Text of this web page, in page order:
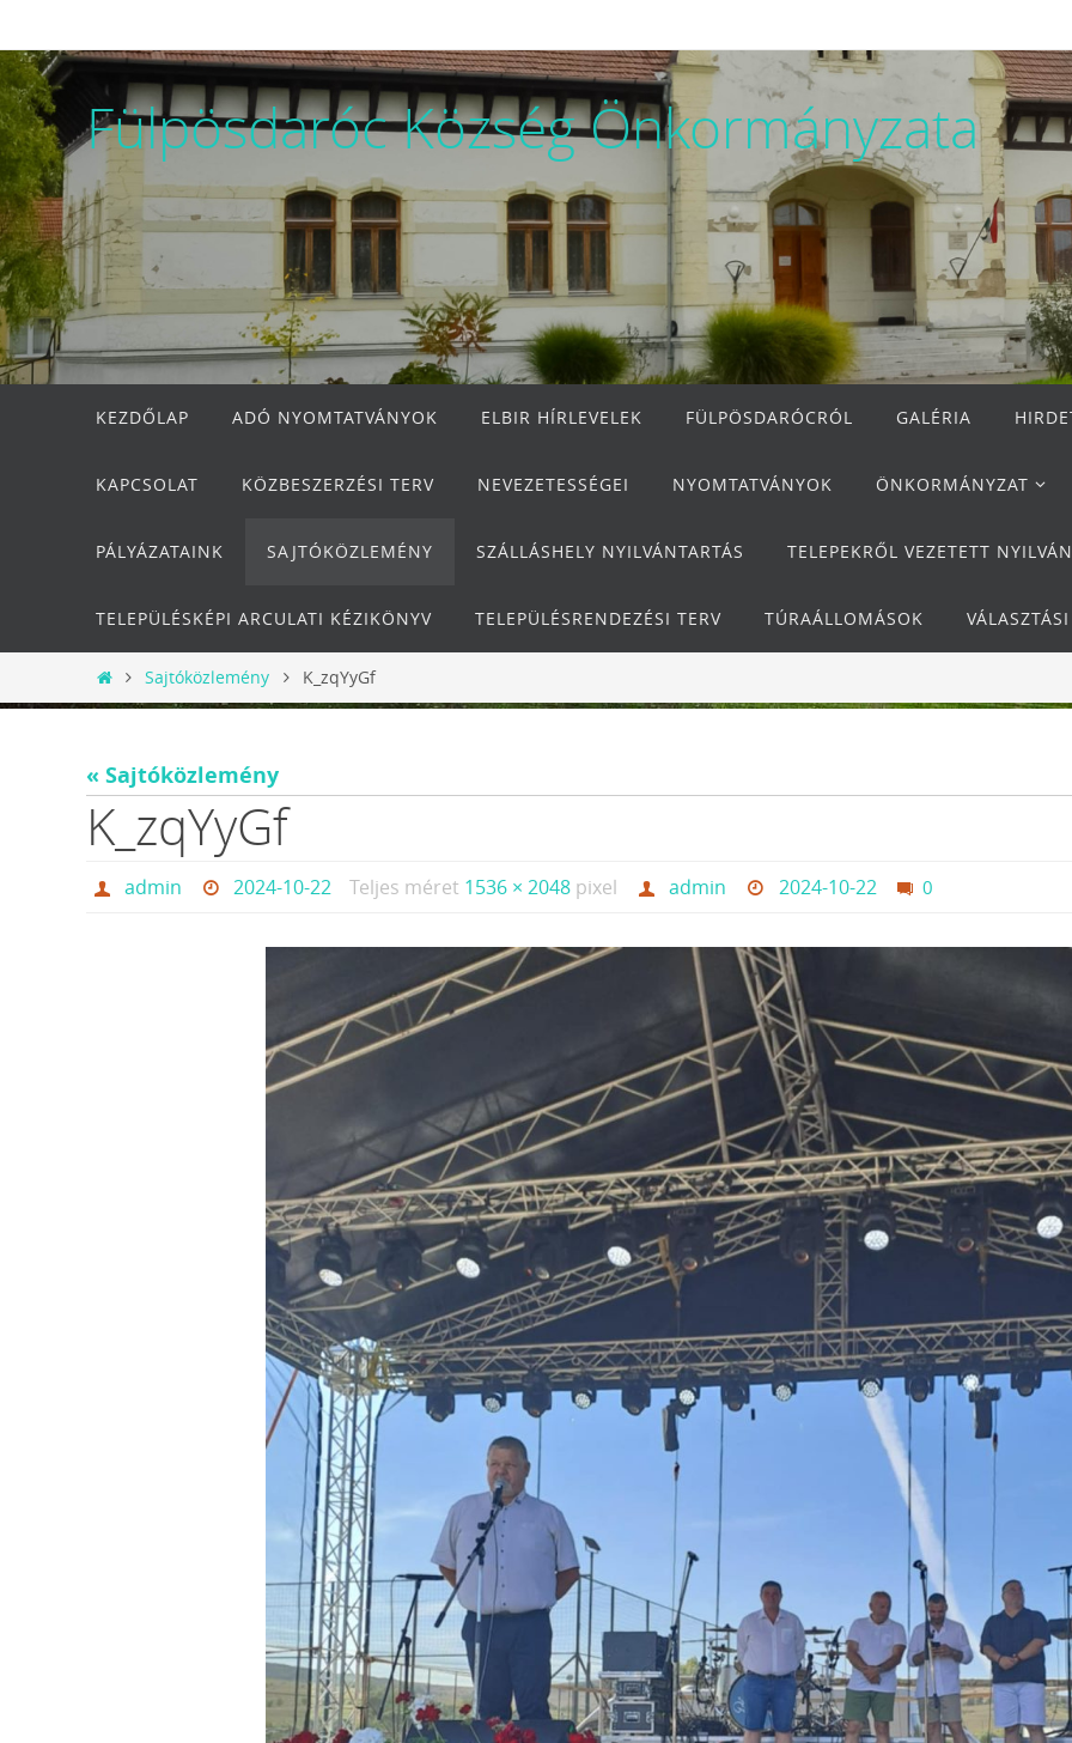
Fülpösdaróc Község Önkormányzata
KEZDŐLAP
ADÓ NYOMTATVÁNYOK ELBIR HÍRLEVELEK FÜLPÖSDARÓCRÓL GALÉRIA
KAPCSOLAT KÖZBESZERZÉSI TERV NEVEZETESSÉGEI NYOMTATVÁNYOK ÖNKORMÁNYZAT
PÁLYÁZATAINK SAJTÓKÖZLEMÉNY SZÁLLÁSHELY NYILVÁNTARTÁS TELEPEKRŐL VEZETETT
TELEPÜLÉSKÉPI ARCULATI KÉZIKÖNYV TELEPÜLÉSRENDEZÉSI TERV TÚRAÁLLOMÁSOK
Otthon
Sajtóközlemény K_zqYyGf
« Sajtóközlemény
K_zqYyGf
admin 2024-10-22 Teljes méret 1536 × 2048 pixel admin 2024-10-22 0